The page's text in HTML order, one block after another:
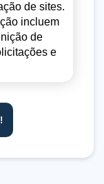
de sites.
incluem
de
e